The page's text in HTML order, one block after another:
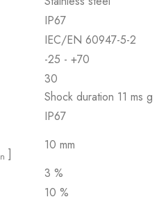
IP67
IEC/EN 60947-5-2
-25 - +70
30
Shock duration 11 ms g
IP67
n ]
10 mm
3 %
10 %